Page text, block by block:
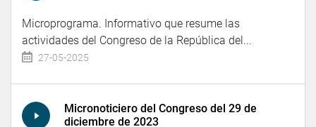
Microprograma. Informativo que resume las
actividades del Congreso de la República del...
27-05-2025
Micronoticiero del Congreso del 29 de
diciembre de 2023